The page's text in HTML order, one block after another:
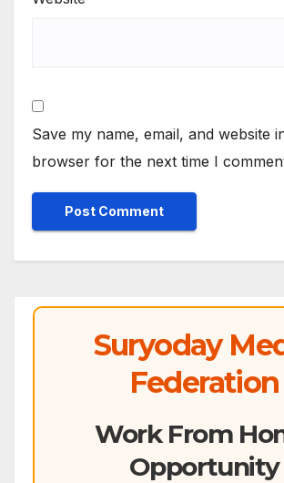
Save my name, email, and website
browser for the next time I
Suryoday
Federation
Work From
Opportunity